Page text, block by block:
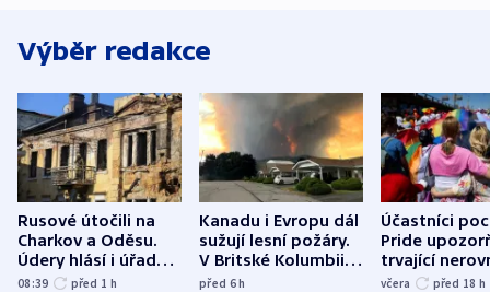
Výběr redakce
Rusové útočili na
Charkov a Oděsu.
Údery hlásí i úřady v
Bělgorodu
08:39 před 1 h
Kanadu i Evropu dál
sužují lesní požáry.
V Britské Kolumbii
evakuovali tisíce lidí
před 6h
Účastníci
Pride
trvající
včera před 18 h